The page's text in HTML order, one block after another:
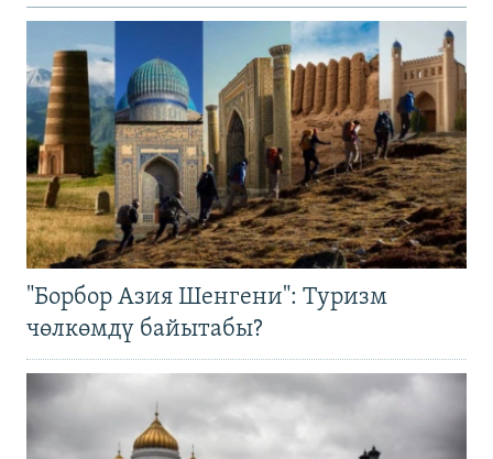
"Борбор Азия Шенгени": Туризм
чөлкөмдү байытабы?